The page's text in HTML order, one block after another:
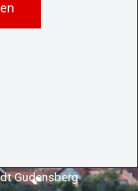
Gudensberg